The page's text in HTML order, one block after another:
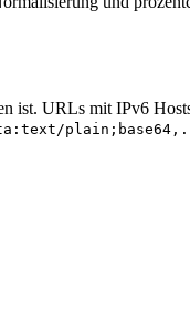
ist. URLs mit IPv6